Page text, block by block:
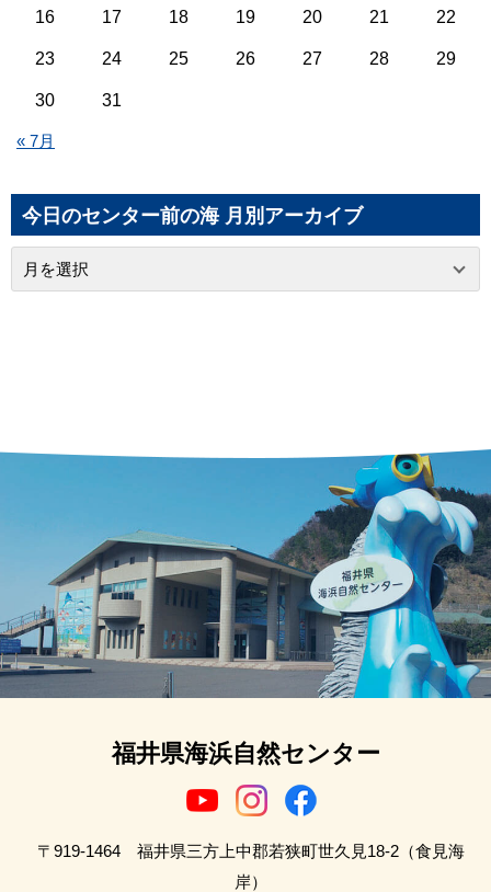
« 7月
16 17 18 19 20 21 22
23 24 25 26 27 28 29
30 31
今日のセンター前の海 月別アーカイブ
福井県海浜自然センター
〒919-1464 福井県三方上中郡若狭町世久見18-2（食見海
岸）